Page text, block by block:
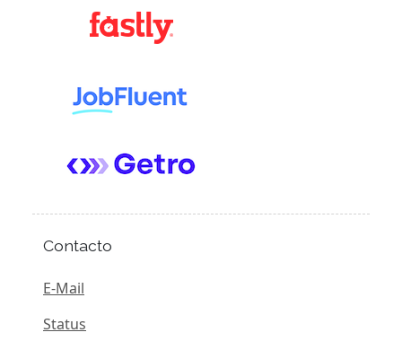
Contacto
E-Mail
Status